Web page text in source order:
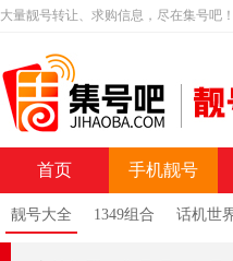
大量靓号转让、求购信息，尽在集号吧！
首页 手机靓号
靓号大全 1349组合 话机世